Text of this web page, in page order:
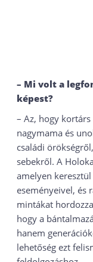
– Mi volt a
képest?
– Az, hogy
nagymama és
családi
sebekről. A
amelyen
eseményeivel, és
mintákat
hogy a
hanem
lehetőség ezt